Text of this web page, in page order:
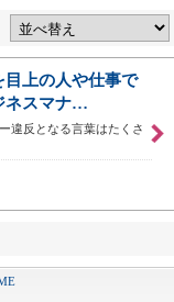
目上の人や仕事で
ネスマナ…
違反となる言葉はたくさ